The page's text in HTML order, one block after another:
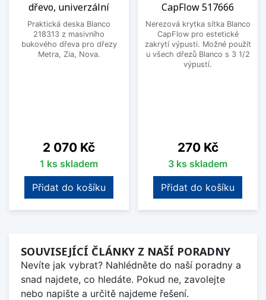
dřevo, univerzální
Praktická deska Blanco
218313 z masivního
bukového dřeva pro dřezy
Metra, Zia, Nova.
Cena
2 070 Kč
1 ks skladem
Přidat do košíku
CapFlow 517666
Nerezová krytka sítka Blanco
CapFlow pro estetické
zakrytí výpusti. Možné použít
u všech dřezů Blanco s 3 1/2
výpustí.
Cena
270 Kč
3 ks skladem
Přidat do košíku
SOUVISEJÍCÍ ČLÁNKY Z NAŠÍ PORADNY
Nevíte jak vybrat? Nahlédněte do naší poradny a
snad najdete, co hledáte. Pokud ne, zavolejte
nebo napište a určitě najdeme řešení.